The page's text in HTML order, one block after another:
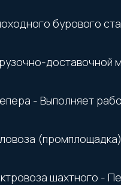
бурового
доставочной
- Выполняет
шахтного -